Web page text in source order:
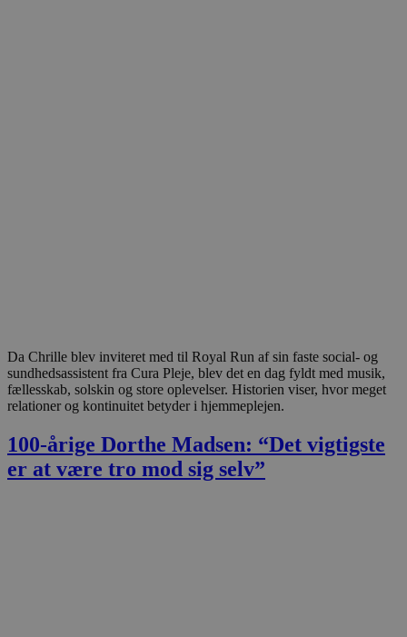
Da Chrille blev inviteret med til Royal Run af sin faste social- og
sundhedsassistent fra Cura Pleje, blev det en dag fyldt med musik,
fællesskab, solskin og store oplevelser. Historien viser, hvor meget
relationer og kontinuitet betyder i hjemmeplejen.
100-årige Dorthe Madsen: “Det vigtigste
er at være tro mod sig selv”